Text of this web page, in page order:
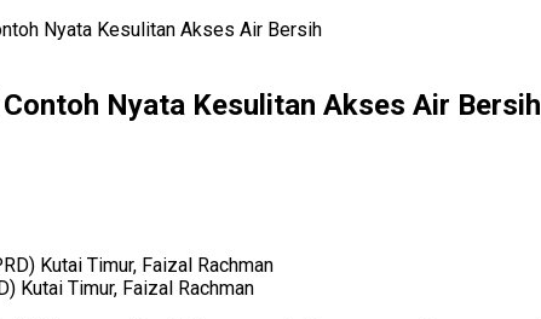
Nyata Kesulitan Akses Air Bersih
Nyata Kesulitan Akses Air Bersih
Kutai Timur, Faizal Rachman